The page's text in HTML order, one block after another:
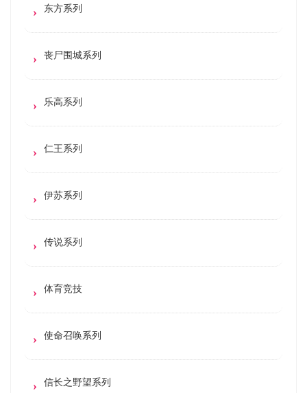
东方系列
丧尸围城系列
乐高系列
仁王系列
伊苏系列
传说系列
体育竞技
使命召唤系列
信长之野望系列